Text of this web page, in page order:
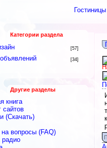
Гостиницы
Категории раздела
[57]
[34]
и Общение
сервисы, Интернет-
Другие разделы
книга
сайтов
(Скачать)
вопросы (FAQ)